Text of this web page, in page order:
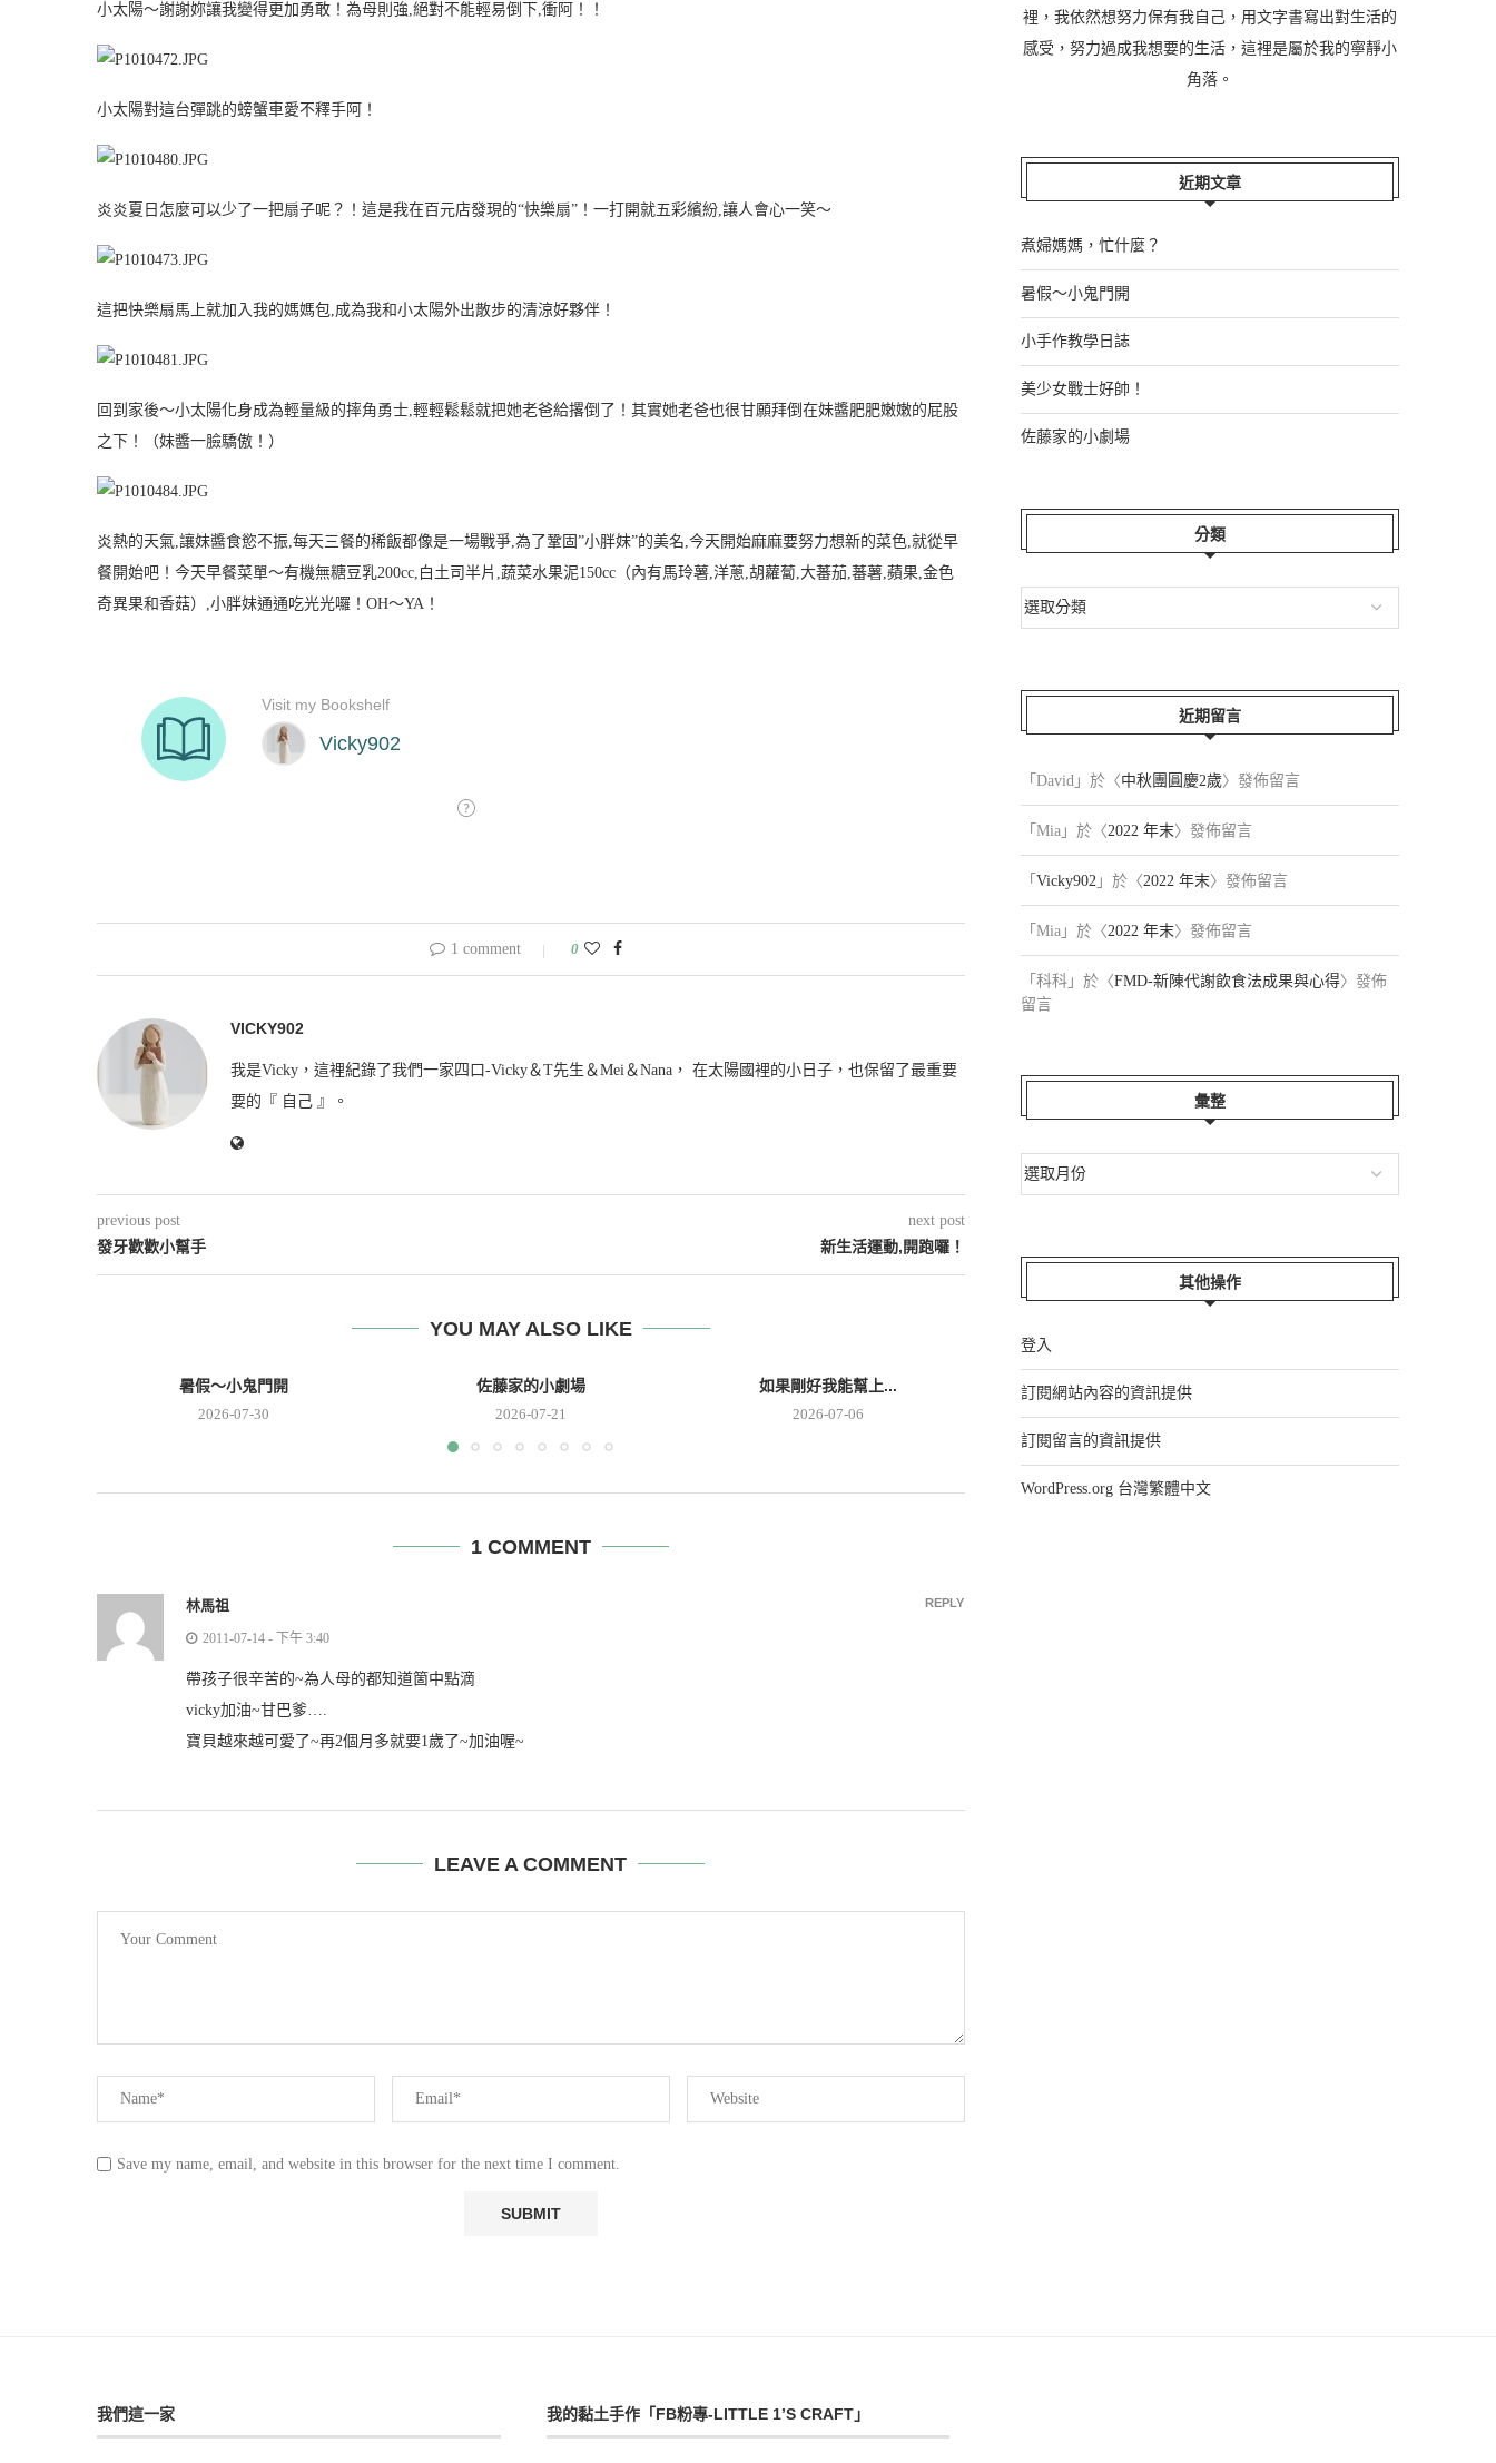
小太陽～謝謝妳讓我變得更加勇敢！為母則強,絕對不能輕易倒下,衝阿！！
小太陽對這台彈跳的螃蟹車愛不釋手阿！
炎炎夏日怎麼可以少了一把扇子呢？！這是我在百元店發現的“快樂扇”！一打開就五彩繽紛,讓人會心一笑～
這把快樂扇馬上就加入我的媽媽包,成為我和小太陽外出散步的清涼好夥伴！
回到家後～小太陽化身成為輕量級的摔角勇士,輕輕鬆鬆就把她老爸給撂倒了！其實她老爸也很甘願拜倒在妹醬肥肥嫩嫩的屁股
之下！（妹醬一臉驕傲！）
炎熱的天氣,讓妹醬食慾不振,每天三餐的稀飯都像是一場戰爭,為了鞏固”小胖妹”的美名,今天開始麻麻要努力想新的菜色,就從早
餐開始吧！今天早餐菜單～有機無糖豆乳200cc,白土司半片,蔬菜水果泥150cc（內有馬玲薯,洋蔥,胡蘿蔔,大蕃茄,蕃薯,蘋果,金色
奇異果和香菇）,小胖妹通通吃光光囉！OH～YA！
1 comment 0
VICKY902
我是Vicky，這裡紀錄了我們一家四口-Vicky＆T先生＆Mei＆Nana， 在太陽國裡的小日子，也保留了最重要
要的『 自己 』。
previous post
發牙歡歡小幫手
next post
新生活運動,開跑囉！
YOU MAY ALSO LIKE
暑假～小鬼門開
2026-07-30
佐藤家的小劇場
2026-07-21
如果剛好我能幫上...
2026-07-06
HAPPY FA...
2026-06-22 2026-05-31
1 COMMENT
林馬祖
2011-07-14 - 下午 3:40
帶孩子很辛苦的~為人母的都知道箇中點滴
vicky加油~甘巴爹….
寶貝越來越可愛了~再2個月多就要1歲了~加油喔~
REPLY
LEAVE A COMMENT
Save my name, email, and website in this browser for the next time I comment.
裡，我依然想努力保有我自己，用文字書寫出對生活的
感受，努力過成我想要的生活，這裡是屬於我的寧靜小
角落。
近期文章
煮婦媽媽，忙什麼？
暑假～小鬼門開
小手作教學日誌
美少女戰士好帥！
佐藤家的小劇場
分類
近期留言
「 David 」於〈中秋團圓慶2歲〉發佈留言
「 Mia 」於〈2022 年末〉發佈留言
「 Vicky902 」於〈2022 年末〉發佈留言
「 Mia 」於〈2022 年末〉發佈留言
「 科科 」於〈FMD-新陳代謝飲食法成果與心得〉發佈
留言
彙整
其他操作
登入
訂閱網站內容的資訊提供
訂閱留言的資訊提供
WordPress.org 台灣繁體中文
我們這一家 我的黏土手作「FB粉專-LITTLE 1’S CRAFT」